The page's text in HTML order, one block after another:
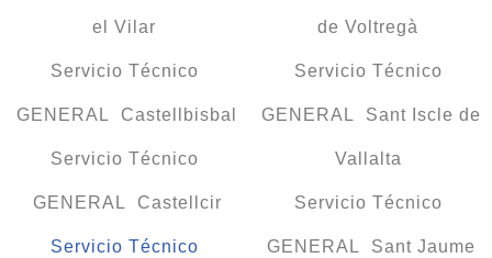
el Vilar
Servicio Técnico
GENERAL Castellbisbal
Servicio Técnico
GENERAL Castellcir
Servicio Técnico
de Voltregà
Servicio Técnico
GENERAL Sant Iscle de
Vallalta
Servicio Técnico
GENERAL Sant Jaume